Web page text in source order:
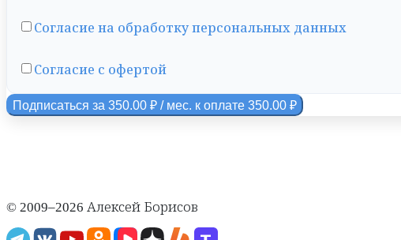
Согласие на обработку персональных данных
Согласие с офертой
Подписаться за 350.00 ₽ / мес. к оплате 350.00 ₽
© 2009–2026 Алексей Борисов